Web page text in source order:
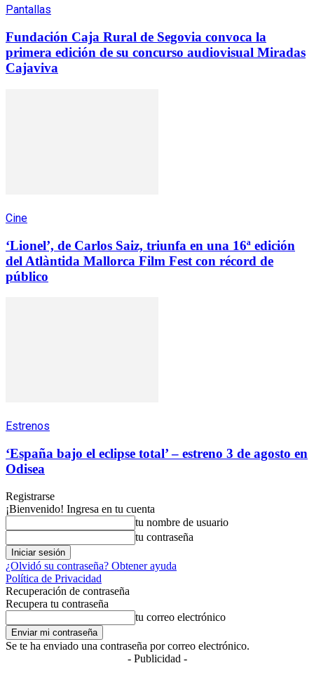
Pantallas
Fundación Caja Rural de Segovia convoca la
primera edición de su concurso audiovisual Miradas
Cajaviva
Cine
‘Lionel’, de Carlos Saiz, triunfa en una 16ª edición
del Atlàntida Mallorca Film Fest con récord de
público
Estrenos
‘España bajo el eclipse total’ – estreno 3 de agosto en
Odisea
Registrarse
¡Bienvenido! Ingresa en tu cuenta
tu nombre de usuario
tu contraseña
¿Olvidó su contraseña? Obtener ayuda
Política de Privacidad
Recuperación de contraseña
Recupera tu contraseña
tu correo electrónico
Se te ha enviado una contraseña por correo electrónico.
- Publicidad -